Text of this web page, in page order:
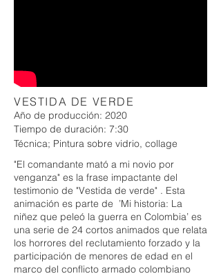
VESTIDA DE VERDE
Año de producción: 2020
Tiempo de duración: 7:30
​Técnica; Pintura sobre vidrio, collage
"El comandante mató a mi novio por
venganza" es la frase impactante del
testimonio de "Vestida de verde" . Esta
animación es parte de ’Mi historia: La
niñez que peleó la guerra en Colombia’ es
una serie de 24 cortos animados que relata
los horrores del reclutamiento forzado y la
participación de menores de edad en el
marco del conflicto armado colombiano